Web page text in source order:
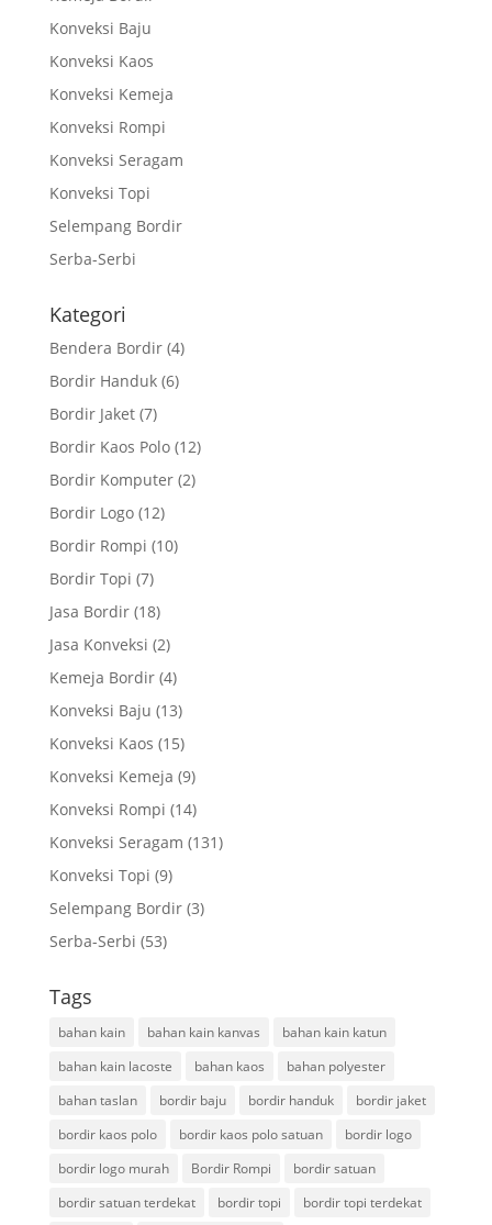
Konveksi Baju
Konveksi Kaos
Konveksi Kemeja
Konveksi Rompi
Konveksi Seragam
Konveksi Topi
Selempang Bordir
Serba-Serbi
Kategori
Bendera Bordir(4)
Bordir Handuk(6)
Bordir Jaket(7)
Bordir Kaos Polo(12)
Bordir Komputer(2)
Bordir Logo(12)
Bordir Rompi (10)
Bordir Topi (7)
Jasa Bordir(18)
Jasa Konveksi (2)
Kemeja Bordir(4)
Konveksi Baju (13)
Konveksi Kaos (15)
Konveksi Kemeja (9)
Konveksi Rompi (14)
Konveksi Seragam (131)
Konveksi Topi (9)
Selempang Bordir(3)
Serba-Serbi (53)
Tags
bahan kain bahan kain kanvas
bahan kain katun
bahan kain lacoste
bahan kaos
bahan polyester
bahan taslan
bordir baju bordir handuk
bordir jaket
bordir kaos polo
bordir kaos polo satuan
bordir logo
bordir logo murah
Bordir Rompi
bordir satuan
bordir satuan terdekat
bordir topi
bordir topi terdekat